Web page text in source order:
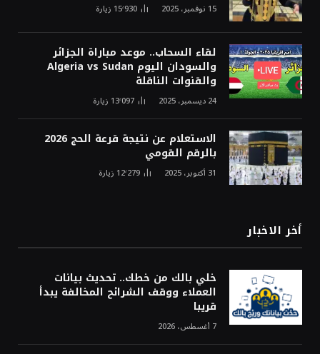
15 نوفمبر، 2025 15٬930 زيارة
لقاء السحاب.. موعد مباراة الجزائر
والسودان اليوم Algeria vs Sudan
والقنوات الناقلة
24 ديسمبر، 2025 13٬097 زيارة
الاستعلام عن نتيجة قرعة الحج 2026
بالرقم القومي
31 أكتوبر، 2025 12٬279 زيارة
أخر الاخبار
خلي بالك من خطك.. تحديث بيانات
العملاء ووقف الشرائح المخالفة يبدأ
قريبا
7 أغسطس، 2026